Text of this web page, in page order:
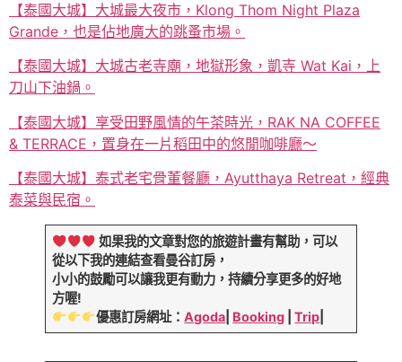
【泰國大城】大城最大夜市，Klong Thom Night Plaza
Grande，也是佔地廣大的跳蚤市場。
【泰國大城】大城古老寺廟，地獄形象，凱寺 Wat Kai，上
刀山下油鍋。
【泰國大城】享受田野風情的午茶時光，RAK NA COFFEE
& TERRACE，置身在一片稻田中的悠閒咖啡廳～
【泰國大城】泰式老宅骨董餐廳，Ayutthaya Retreat，經典
泰菜與民宿。
如果我的文章對您的旅遊計畫有幫助，可以
從以下我的連結查看曼谷訂房，
小小的鼓勵可以讓我更有動力，持續分享更多的好地
方喔!
優惠訂房網址：Agoda Booking |Trip